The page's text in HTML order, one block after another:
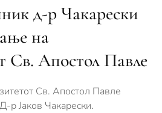
д-р Чакарески
на
Св. Апостол Павле
Св. Апостол Павле
р Јаков Чакарески.